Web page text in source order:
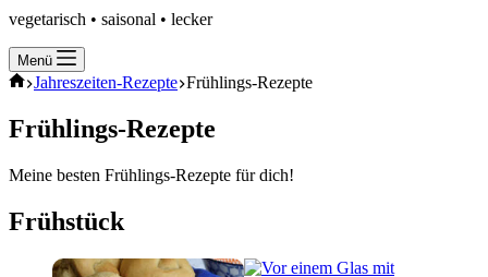
vegetarisch • saisonal • lecker
Menü
Start
Jahreszeiten-Rezepte Frühlings-Rezepte
Frühlings-Rezepte
Meine besten Frühlings-Rezepte für dich!
Frühstück